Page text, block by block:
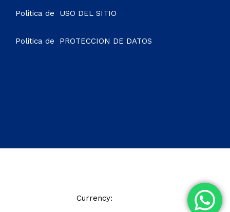
Politica de USO DEL SITIO
Politica de PROTECCION DE DATOS
Currency: